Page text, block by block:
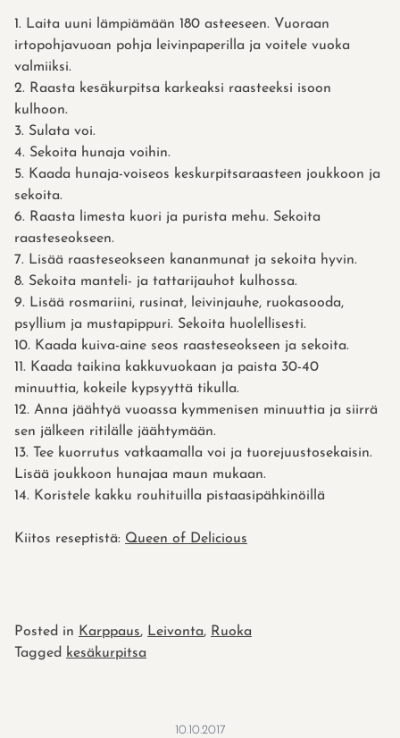
Laita uuni lämpiämään 180 asteeseen. Vuoraan
irtopohjavuoan pohja leivinpaperilla ja voitele vuoka
valmiiksi.
Raasta kesäkurpitsa karkeaksi raasteeksi isoon
kulhoon.
Sulata voi.
Sekoita hunaja voihin.
Kaada hunaja-voiseos keskurpitsaraasteen joukkoon ja
sekoita.
Raasta limesta kuori ja purista mehu. Sekoita
raasteseokseen.
Lisää raasteseokseen kananmunat ja sekoita hyvin.
Sekoita manteli- ja tattarijauhot kulhossa.
Lisää rosmariini, rusinat, leivinjauhe, ruokasooda,
psyllium ja mustapippuri. Sekoita huolellisesti.
Kaada kuiva-aine seos raasteseokseen ja sekoita.
Kaada taikina kakkuvuokaan ja paista 30-40
minuuttia, kokeile kypsyyttä tikulla.
Anna jäähtyä vuoassa kymmenisen minuuttia ja siirrä
sen jälkeen ritilälle jäähtymään.
Tee kuorrutus vatkaamalla voi ja tuorejuustosekaisin.
Lisää joukkoon hunajaa maun mukaan.
Koristele kakku rouhituilla pistaasipähkinöillä
Kiitos reseptistä: Queen of Delicious
Posted in Karppaus, Leivonta, Ruoka
Tagged kesäkurpitsa
10.10.2017